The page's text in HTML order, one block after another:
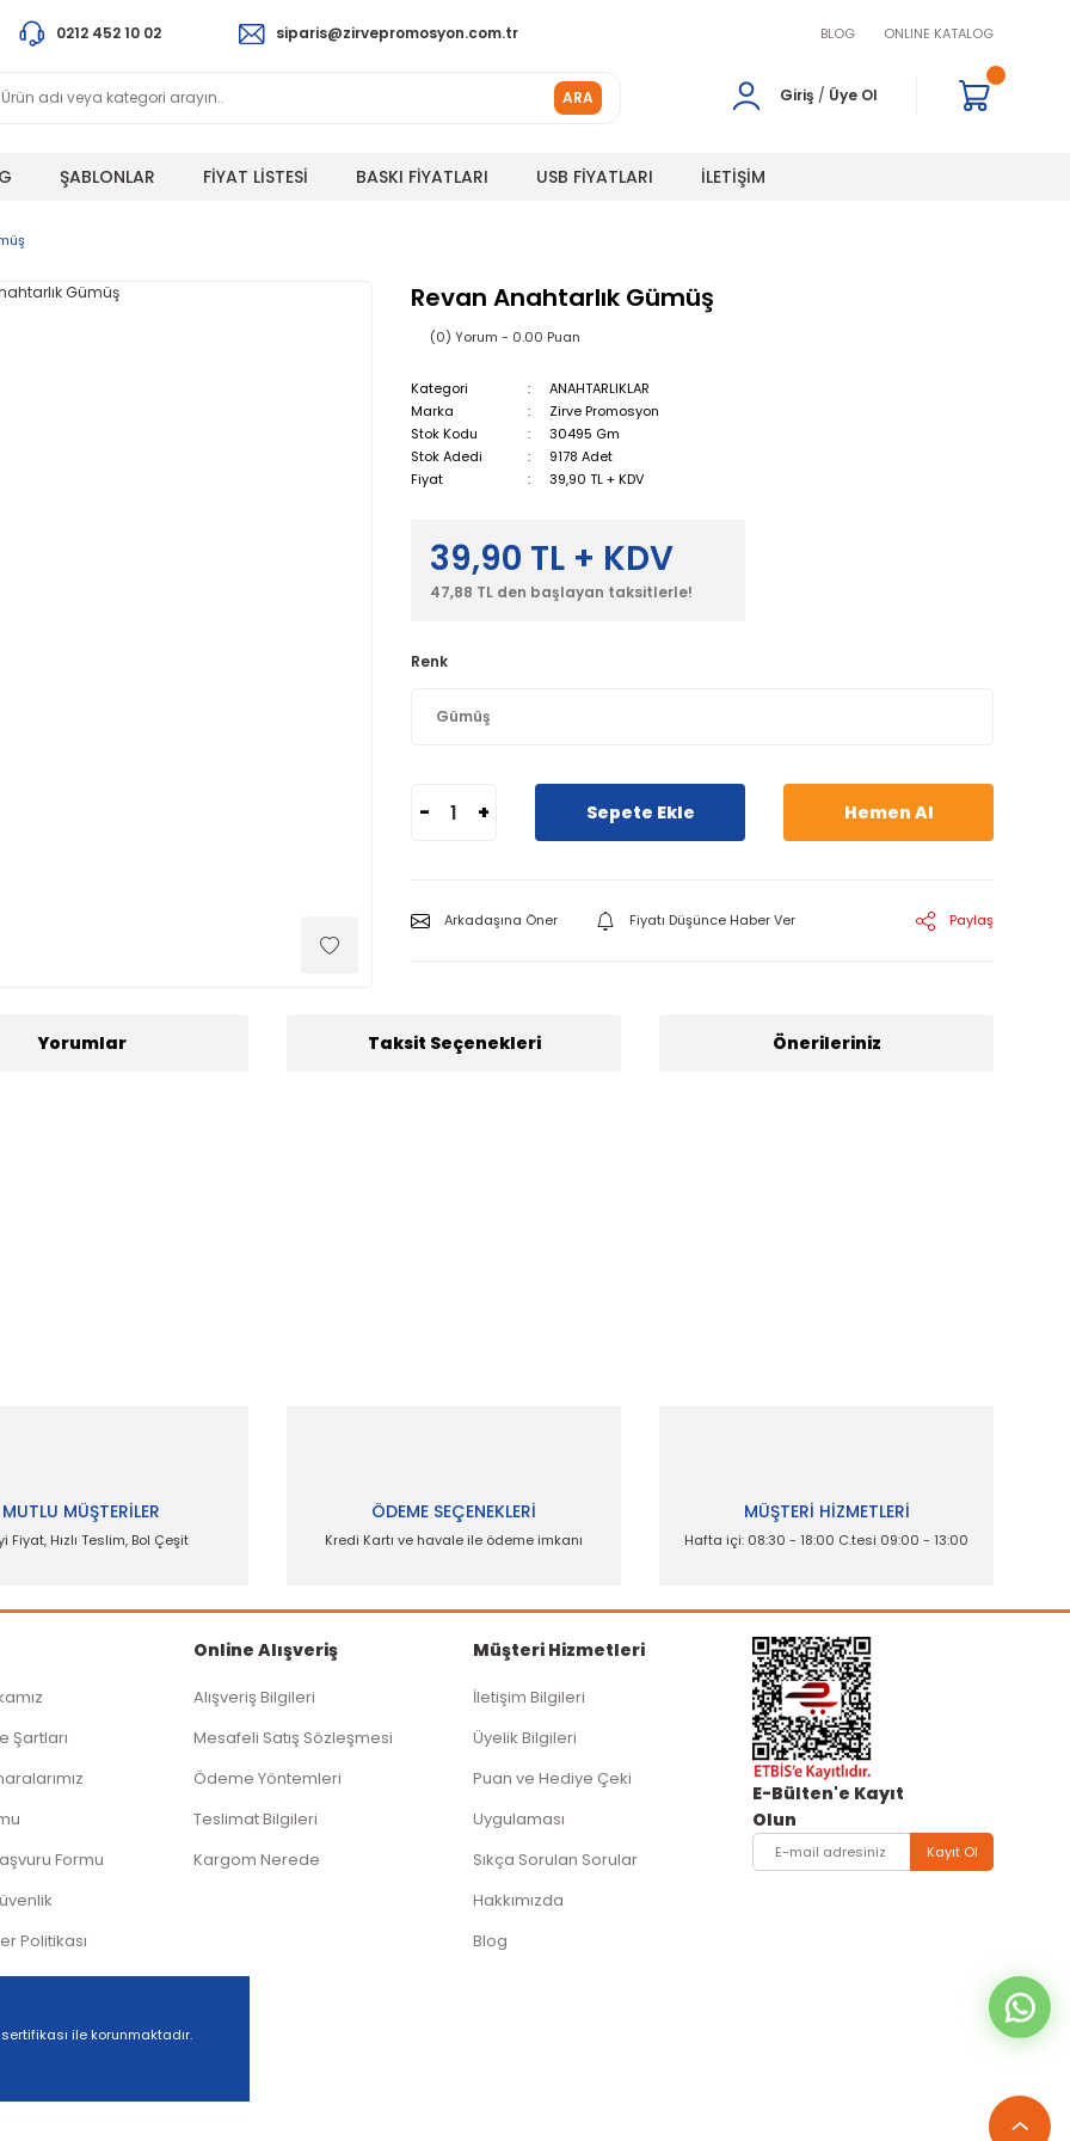
0212 452 10 02 siparis@zirvepromosyon.com.tr
ARA
BLOG ONLINE KATALOG
Giriş / Üye Ol
ŞABLONLAR FİYAT LİSTESİ BASKI FİYATLARI USB FİYATLARI İLETİŞİM
Revan Anahtarlık Gümüş
(0) Yorum - 0.00 Puan
Kategori
ANAHTARLIKLAR
Marka
Zirve Promosyon
Stok Kodu
30495 Gm
Stok Adedi
9178 Adet
Fiyat
39,90 TL + KDV
39,90 TL + KDV
47,88 TL den başlayan taksitlerle!
Renk
- + Sepete Ekle Hemen Al
Arkadaşına Öner Fiyatı Düşünce Haber Ver Paylaş
Yorumlar Taksit Seçenekleri Önerileriniz
Gönder
MUTLU MÜŞTERİLER
Fiyat, Hızlı Teslim, Bol Çeşit
ÖDEME SEÇENEKLERİ
Kredi Kartı ve havale ile ödeme imkanı
MÜŞTERİ HİZMETLERİ
Hafta içi: 08:30 - 18:00 C.tesi 09:00 - 13:00
Şartları
Formu
Politikası
Online Alışveriş
Alışveriş Bilgileri
Mesafeli Satış Sözleşmesi
Ödeme Yöntemleri
Teslimat Bilgileri
Kargom Nerede
Müşteri Hizmetleri
İletişim Bilgileri
Üyelik Bilgileri
Puan ve Hediye Çeki
Uygulaması
Sıkça Sorulan Sorular
Hakkımızda
Blog
E-Bülten'e Kayıt
Olun
Kayıt Ol
ile korunmaktadır.